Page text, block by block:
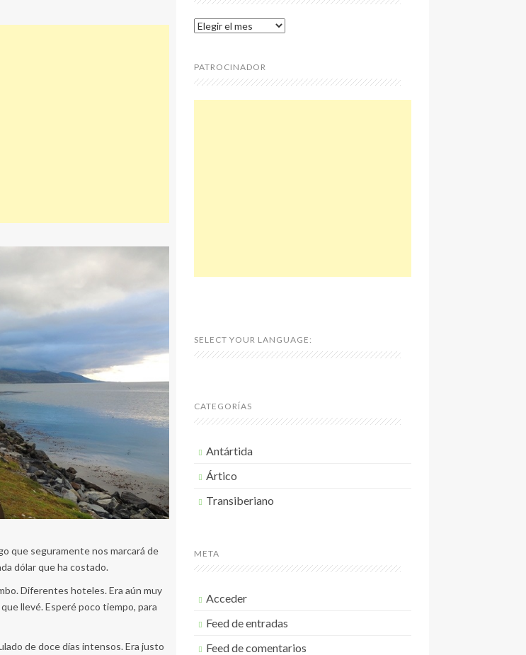
que seguramente nos marcará de
dólar que ha costado.
Diferentes hoteles. Era aún muy
llevé. Esperé poco tiempo, para
de doce días intensos. Era justo
Archivos
PATROCINADOR
SELECT YOUR LANGUAGE:
CATEGORÍAS
Antártida
Ártico
Transiberiano
META
Acceder
Feed de entradas
Feed de comentarios